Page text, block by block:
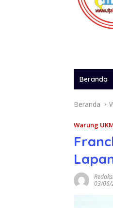
Beranda
Beranda
Warung
03/06/